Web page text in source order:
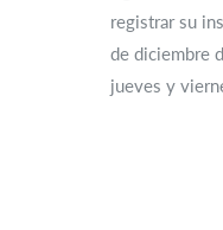
registrar su
de diciembre
jueves y